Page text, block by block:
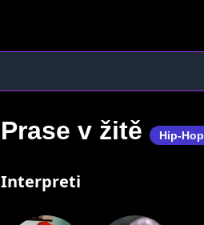
Prase v žitě Hip-Hop
Interpreti